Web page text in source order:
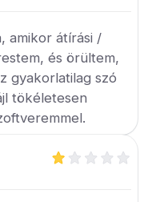
amikor átírási /
és örültem,
gyakorlatilag szó
tökéletesen